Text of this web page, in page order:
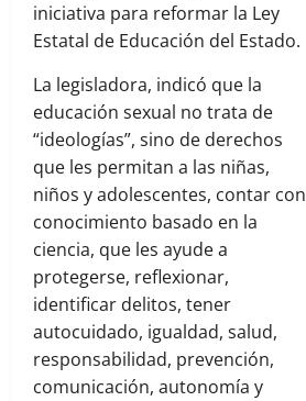
iniciativa para reformar la Ley
Estatal de Educación del Estado.
La legisladora, indicó que la
educación sexual no trata de
“ideologías”, sino de derechos
que les permitan a las niñas,
niños y adolescentes, contar con
conocimiento basado en la
ciencia, que les ayude a
protegerse, reflexionar,
identificar delitos, tener
autocuidado, igualdad, salud,
responsabilidad, prevención,
comunicación, autonomía y